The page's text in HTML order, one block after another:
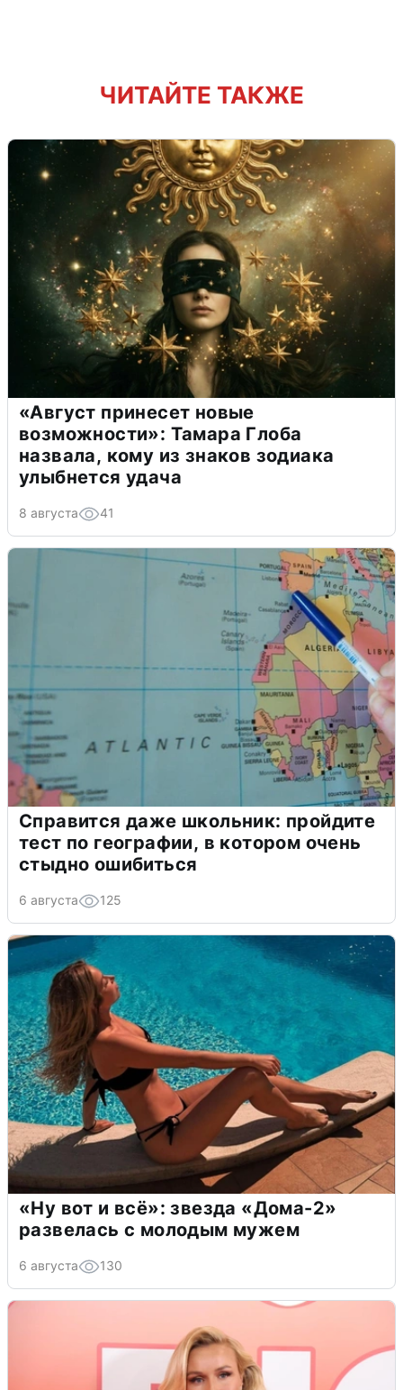
ЧИТАЙТЕ ТАКЖЕ
«Август принесет новые
возможности»: Тамара Глоба
назвала, кому из знаков зодиака
улыбнется удача
8 августа 41
Справится даже школьник: пройдите
тест по географии, в котором очень
стыдно ошибиться
6 августа 125
«Ну вот и всё»: звезда «Дома-2»
развелась с молодым мужем
6 августа 130